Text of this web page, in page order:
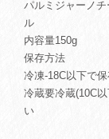
パルミジャーノ
ル
内容量150g
保存方法
冷凍-18C以下で
冷蔵要冷蔵(10C
い